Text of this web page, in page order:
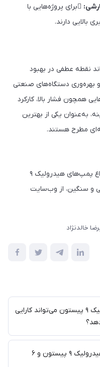
برای پروژه‌هایی با
بالایی دارند.
پیستون می‌تواند نقطه عطفی در بهبود
بهره‌وری دستگاه‌های صنعتی
همچون فشار بالا، کارکرد
به‌عنوان یکی از بهترین
مطرح هستند.
برای دریافت مشاوره تخصصی و تهیه انواع پمپ‌های هیدرولیک ۹
و سنگین، از وب‌سایت
خالدنژاد
چگونه انتخاب پمپ هیدرولیک ۹ پیستون می‌تواند کارایی
مقایسه عملکرد پمپ‌های هیدرولیک ۹ پیستون و ۶